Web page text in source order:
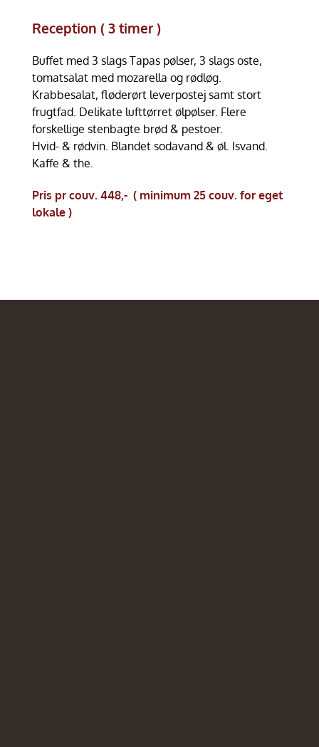
Reception ( 3 timer )
Buffet med 3 slags Tapas pølser, 3 slags oste,
tomatsalat med mozarella og rødløg.
Krabbesalat, fløderørt leverpostej samt stort
frugtfad. Delikate lufttørret ølpølser. Flere
forskellige stenbagte brød & pestoer.
Hvid- & rødvin. Blandet sodavand & øl. Isvand.
Kaffe & the.
Pris pr couv. 448,- ( minimum 25 couv. for eget
lokale )